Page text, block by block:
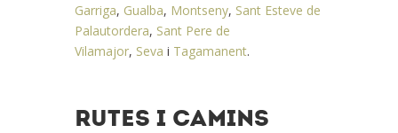
Garriga, Gualba, Montseny, Sant Esteve de
Palautordera, Sant Pere de
Vilamajor, Seva i Tagamanent.
RUTES I CAMINS